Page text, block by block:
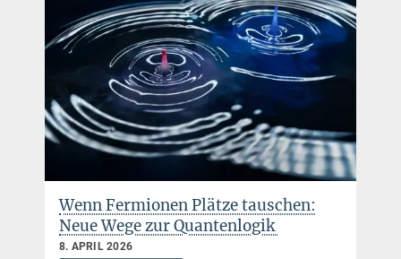
+49 89 32905-124
+49 89 32905-649
thorsten.naeser@...
Max-Planck-Institut für Quantenoptik
Katharina Jarrah
Presse- und Öffentlichkeitsarbeit
+49 89 32905-213
katharina.jarrah@...
Max-Planck-Institut für Quantenoptik
Wenn Fermionen Plätze tauschen:
Neue Wege zur Quantenlogik
8. APRIL 2026